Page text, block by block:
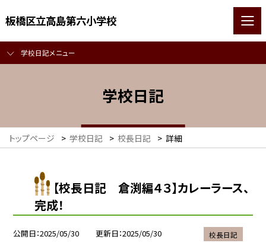
板橋区立高島第六小学校
学校日記メニュー
学校日記
トップページ > 学校日記 > 校長日記 > 詳細
【校長日記 倉渕編４３】カレーラース、
完成！
公開日 2025/05/30 更新日 2025/05/30 校長日記